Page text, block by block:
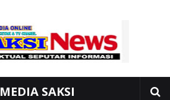
MEDIA SAKSI